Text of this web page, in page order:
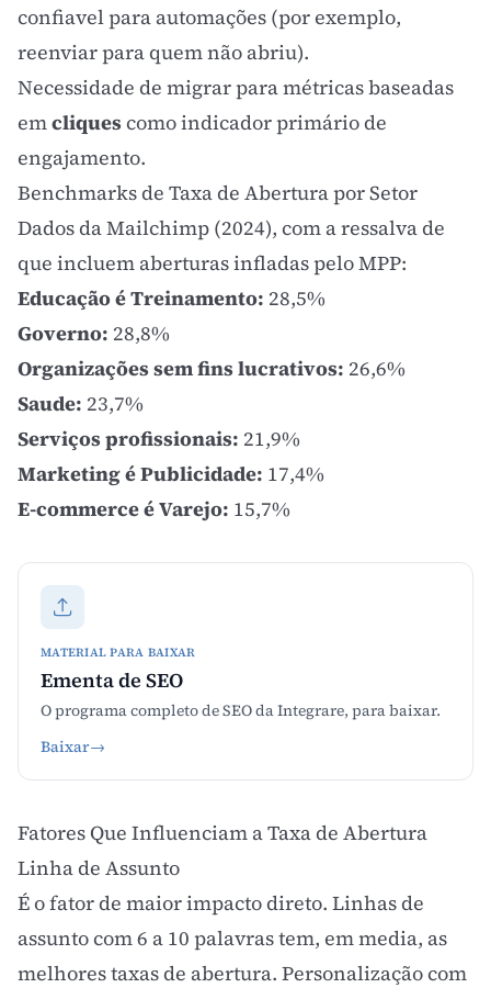
confiavel para automações (por exemplo,
reenviar para quem não abriu).
Necessidade de migrar para métricas baseadas
emcliques como indicador primário de
engajamento.
Benchmarks de Taxa de Abertura por Setor
Dados daMailchimp (2024), com a ressalva de
que incluem aberturas infladas pelo MPP:
Educação é Treinamento: 28,5%
Governo: 28,8%
Organizações sem fins lucrativos: 26,6%
Saude: 23,7%
Serviços profissionais: 21,9%
Marketing é Publicidade: 17,4%
E-commerce é Varejo: 15,7%
MATERIAL PARA BAIXAR
Ementa de SEO
O programa completo de SEO da Integrare, para baixar.
Baixar→
Fatores Que Influenciam a Taxa de Abertura
Linha de Assunto
É o fator de maior impacto direto. Linhas de
assunto com 6 a 10 palavras tem, em media, as
melhores taxas de abertura. Personalização com